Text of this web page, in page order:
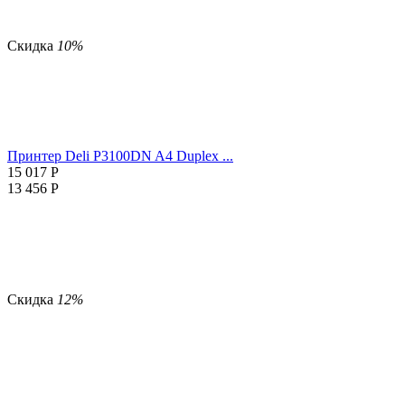
Скидка 10%
Принтер Deli P3100DN A4 Duplex ...
15 017 Р
13 456 Р
Скидка 12%